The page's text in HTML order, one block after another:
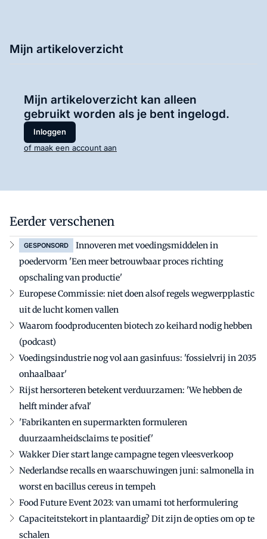
Mijn artikeloverzicht
Mijn artikeloverzicht kan alleen
gebruikt worden als je bent ingelogd.
Inloggen
of maak een account aan
Eerder verschenen
GESPONSORD
Innoveren met voedingsmiddelen in
poedervorm 'Een meer betrouwbaar proces richting
opschaling van productie'
Europese Commissie: niet doen alsof regels wegwerpplastic
uit de lucht komen vallen
Waarom foodproducenten biotech zo keihard nodig hebben
(podcast)
Voedingsindustrie nog vol aan gasinfuus: 'fossielvrij in 2035
onhaalbaar'
Rijst hersorteren betekent verduurzamen: 'We hebben de
helft minder afval'
'Fabrikanten en supermarkten formuleren
duurzaamheidsclaims te positief'
Wakker Dier start lange campagne tegen vleesverkoop
Nederlandse recalls en waarschuwingen juni: salmonella in
worst en bacillus cereus in tempeh
Food Future Event 2023: van umami tot herformulering
Capaciteitstekort in plantaardig? Dit zijn de opties om op te
schalen